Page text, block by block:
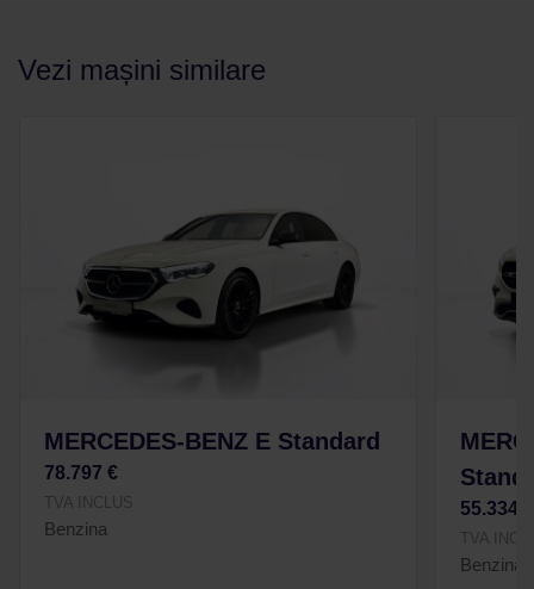
Vezi mașini similare
MERCEDES-BENZ E Standard
78.797 €
TVA INCLUS
Benzina
55.334 €
TVA
Benzina